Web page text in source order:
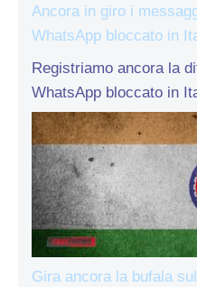
Ancora in giro i
WhatsApp bloccato in
Registriamo ancora la
WhatsApp bloccato in
Gira ancora la bufala